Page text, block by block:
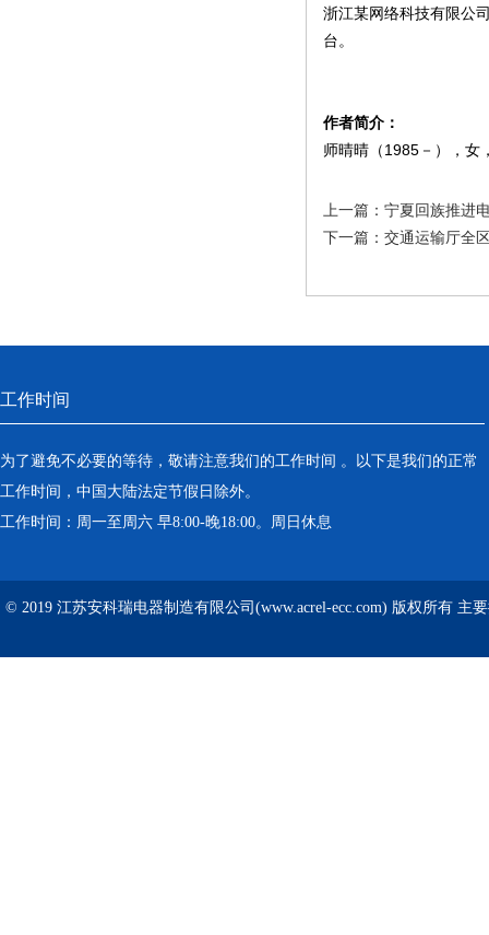
浙江某网络科技有限公
台。
作者简介：
师晴晴（1985－），女
上一篇： 宁夏回族推进
下一篇： 交通运输厅全
工作时间
为了避免不必要的等待，敬请注意我们的工作时间 。以下是我们的正常
工作时间，中国大陆法定节假日除外。
工作时间：周一至周六 早8:00-晚18:00。周日休息
© 2019 江苏安科瑞电器制造有限公司(www.acrel-ecc.com) 版权所有 主